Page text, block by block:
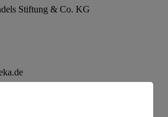
Stiftung & Co. KG
Ingolstadt